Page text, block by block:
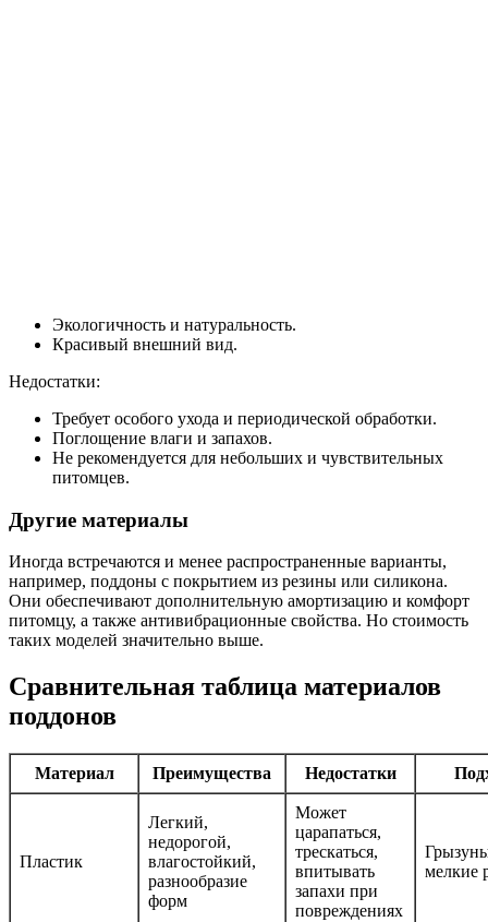
Экологичность и натуральность.
Красивый внешний вид.
Недостатки:
Требует особого ухода и периодической обработки.
Поглощение влаги и запахов.
Не рекомендуется для небольших и чувствительных
питомцев.
Другие материалы
Иногда встречаются и менее распространенные варианты,
например, поддоны с покрытием из резины или силикона.
Они обеспечивают дополнительную амортизацию и комфорт
питомцу, а также антивибрационные свойства. Но стоимость
таких моделей значительно выше.
Сравнительная таблица материалов
поддонов
Материал Преимущества Недостатки
Пластик
Легкий,
недорогой,
влагостойкий,
разнообразие
форм
Может
царапаться,
трескаться,
впитывать
запахи при
повреждениях
мелкие